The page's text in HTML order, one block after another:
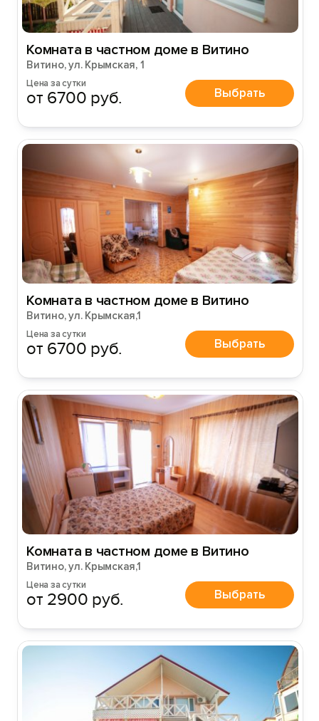
Комната в частном доме в Витино
Витино, ул. Крымская, 1
Цена за сутки
от 6700 руб. Выбрать
Комната в частном доме в Витино
Витино, ул. Крымская,1
Цена за сутки
от 6700 руб. Выбрать
Комната в частном доме в Витино
Витино, ул. Крымская,1
Цена за сутки
от 2900 руб. Выбрать
Войти
Войти с помощью